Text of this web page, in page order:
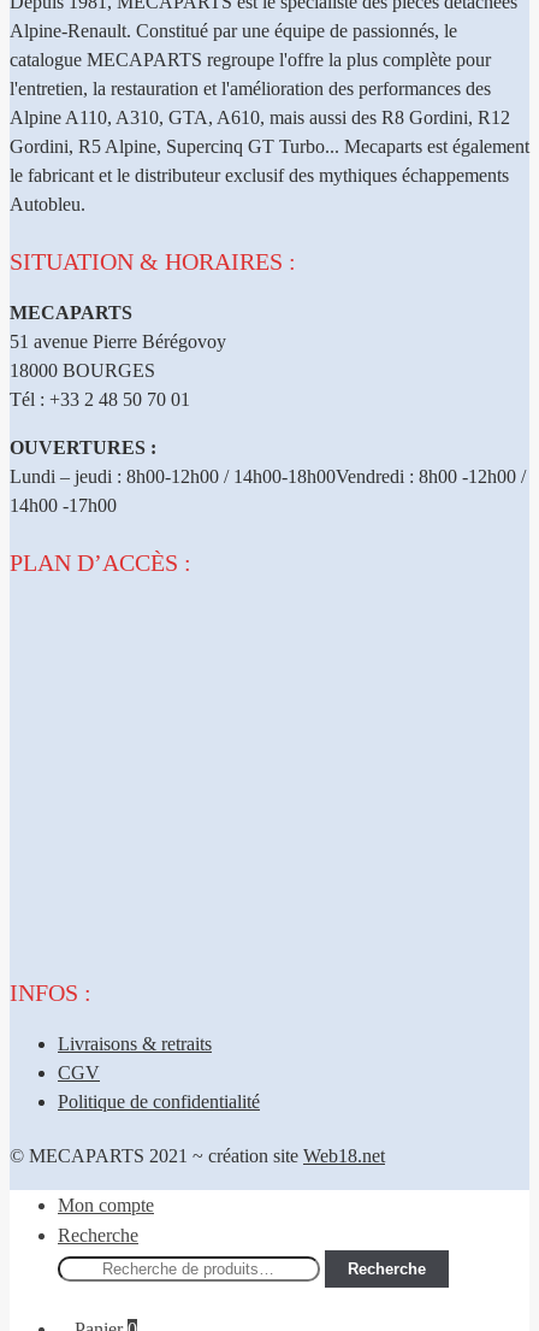
Alpine-Renault. Constitué par une équipe de passionnés, le
catalogue MECAPARTS regroupe l'offre la plus complète pour
l'entretien, la restauration et l'amélioration des performances des
Alpine A110, A310, GTA, A610, mais aussi des R8 Gordini, R12
Gordini, R5 Alpine, Supercinq GT Turbo... Mecaparts est également
le fabricant et le distributeur exclusif des mythiques échappements
Autobleu.
SITUATION & HORAIRES :
MECAPARTS
51 avenue Pierre Bérégovoy
18000 BOURGES
Tél : +33 2 48 50 70 01
OUVERTURES :
Lundi – jeudi : 8h00-12h00 / 14h00-18h00Vendredi : 8h00 -12h00 /
14h00 -17h00
PLAN D’ACCÈS :
INFOS :
Livraisons & retraits
CGV
Politique de confidentialité
© MECAPARTS 2021 ~ création site Web18.net
Mon compte
Recherche
Recherche
Recherche